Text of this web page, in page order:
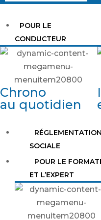
POUR LE
CONDUCTEUR
Chrono
au quotidien
RÉGLEMENTATION
SOCIALE
POUR LE
ET L’EXPERT